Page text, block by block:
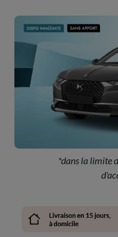
*dans la limite